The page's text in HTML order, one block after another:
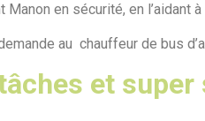
Manon en sécurité, en
au chauffeur de bus
et